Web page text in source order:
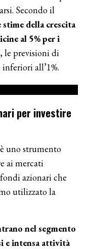
Secondo il
stime della crescita
al 5% per i
le previsioni di
all’1%.
per investire
uno strumento
ai mercati
azionari che
utilizzato la
nel segmento
e intensa attività